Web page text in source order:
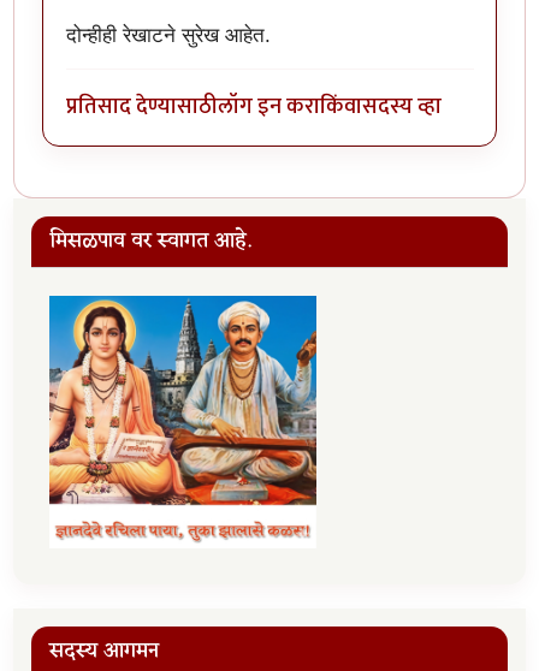
दोन्हीही रेखाटने सुरेख आहेत.
प्रतिसाद देण्यासाठीलॉग इन कराकिंवासदस्य व्हा
मिसळपाव वर स्वागत आहे.
सदस्य आगमन